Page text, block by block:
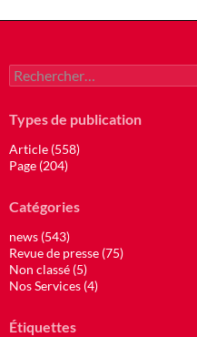
Rechercher :
Types de publication
Article (558)
Page (204)
Catégories
news (543)
Revue de presse (75)
Non classé (5)
Nos Services (4)
Étiquettes